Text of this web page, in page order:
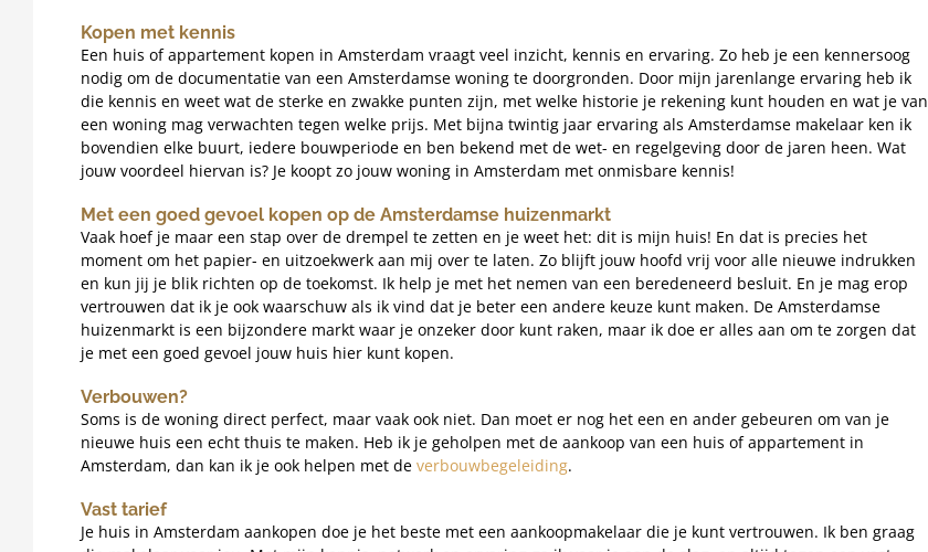
Kopen met kennis
Een huis of appartement kopen in Amsterdam vraagt veel inzicht, kennis en ervaring. Zo heb je een kennersoog
nodig om de documentatie van een Amsterdamse woning te doorgronden. Door mijn jarenlange ervaring heb ik
die kennis en weet wat de sterke en zwakke punten zijn, met welke historie je rekening kunt houden en wat je van
een woning mag verwachten tegen welke prijs. Met bijna twintig jaar ervaring als Amsterdamse makelaar ken ik
bovendien elke buurt, iedere bouwperiode en ben bekend met de wet- en regelgeving door de jaren heen. Wat
jouw voordeel hiervan is? Je koopt zo jouw woning in Amsterdam met onmisbare kennis!
Met een goed gevoel kopen op de Amsterdamse huizenmarkt
Vaak hoef je maar een stap over de drempel te zetten en je weet het: dit is mijn huis! En dat is precies het
moment om het papier- en uitzoekwerk aan mij over te laten. Zo blijft jouw hoofd vrij voor alle nieuwe indrukken
en kun jij je blik richten op de toekomst. Ik help je met het nemen van een beredeneerd besluit. En je mag erop
vertrouwen dat ik je ook waarschuw als ik vind dat je beter een andere keuze kunt maken. De Amsterdamse
huizenmarkt is een bijzondere markt waar je onzeker door kunt raken, maar ik doe er alles aan om te zorgen dat
je met een goed gevoel jouw huis hier kunt kopen.
Verbouwen?
Soms is de woning direct perfect, maar vaak ook niet. Dan moet er nog het een en ander gebeuren om van je
nieuwe huis een echt thuis te maken. Heb ik je geholpen met de aankoop van een huis of appartement in
Amsterdam, dan kan ik je ook helpen met de verbouwbegeleiding.
Vast tarief
Je huis in Amsterdam aankopen doe je het beste met een aankoopmakelaar die je kunt vertrouwen. Ik ben graag